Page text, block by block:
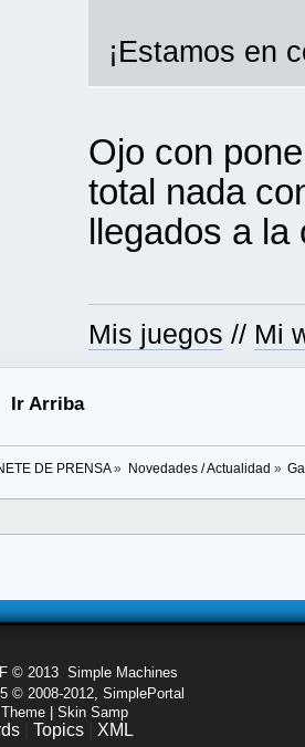
¡Estamos en
Ojo con
total nada
llegados a
Mis juegos // Mi
Ir Arriba
DE PRENSA» Novedades / Actualidad »
© 2013 Simple Machines
© 2008-2012, SimplePortal
| Skin Samp
Topics XML